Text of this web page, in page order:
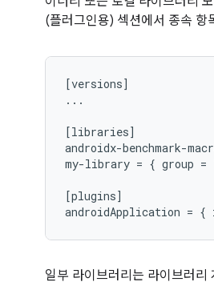
(플러그인용) 섹션에서 종속 항
[versions]
...
[libraries]
androidx-benchmark-
my-library = { group
[plugins]
일부 라이브러리는 라이브러리